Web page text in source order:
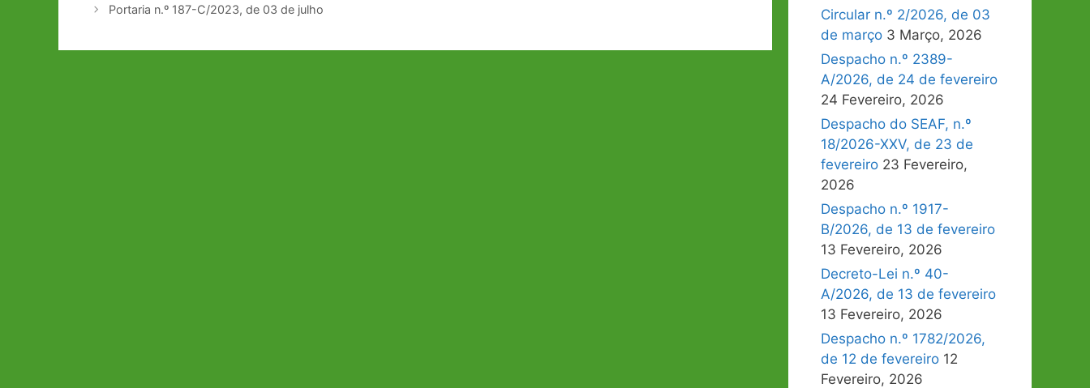
de
Portaria n.º 187-C/2023, de 03 de julho
Circular n.º 2/2026, de 03
de março 3 Março, 2026
Despacho n.º 2389-
A/2026, de 24 de fevereiro
24 Fevereiro, 2026
Despacho do SEAF, n.º
18/2026-XXV, de 23 de
fevereiro 23 Fevereiro,
2026
Despacho n.º 1917-
B/2026, de 13 de fevereiro
13 Fevereiro, 2026
Decreto-Lei n.º 40-
A/2026, de 13 de fevereiro
13 Fevereiro, 2026
Despacho n.º 1782/2026,
de 12 de fevereiro 12
Fevereiro, 2026